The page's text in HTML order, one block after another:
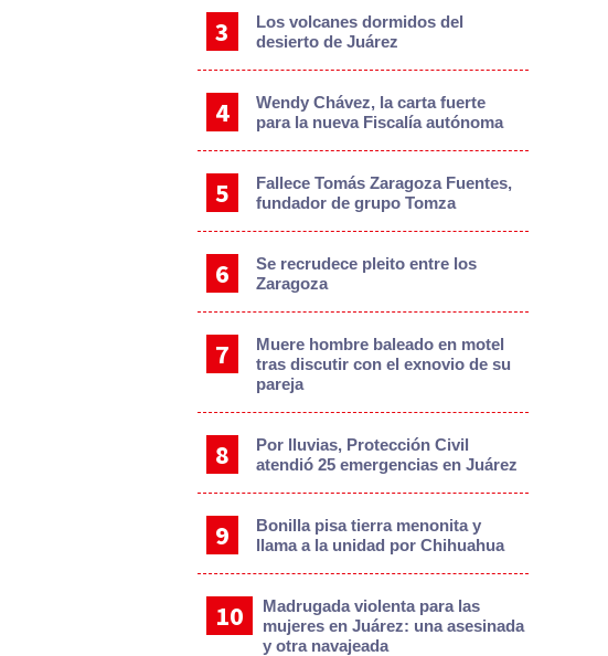
Los volcanes dormidos del
desierto de Juárez
Wendy Chávez, la carta fuerte
para la nueva Fiscalía autónoma
Fallece Tomás Zaragoza Fuentes,
fundador de grupo Tomza
Se recrudece pleito entre los
Zaragoza
Muere hombre baleado en motel
tras discutir con el exnovio de su
pareja
Por lluvias, Protección Civil
atendió 25 emergencias en Juárez
Bonilla pisa tierra menonita y
llama a la unidad por Chihuahua
Madrugada violenta para las
mujeres en Juárez: una asesinada
y otra navajeada